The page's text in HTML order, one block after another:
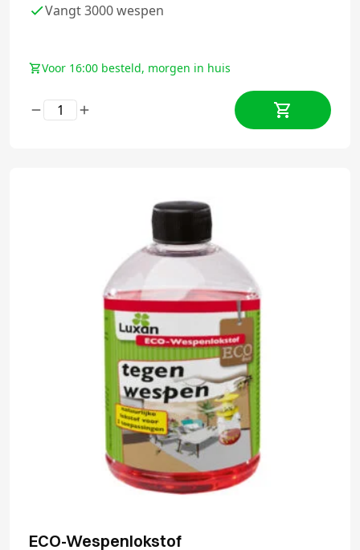
Vangt 3000 wespen
Voor 16:00 besteld, morgen in huis
ECO-Wespenlokstof